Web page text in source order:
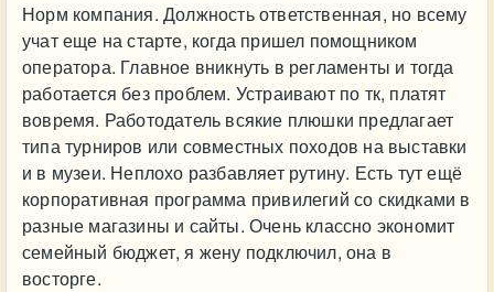
Норм компания. Должность ответственная, но всему
учат еще на старте, когда пришел помощником
оператора. Главное вникнуть в регламенты и тогда
работается без проблем. Устраивают по тк, платят
вовремя. Работодатель всякие плюшки предлагает
типа турниров или совместных походов на выставки
и в музеи. Неплохо разбавляет рутину. Есть тут ещё
корпоративная программа привилегий со скидками в
разные магазины и сайты. Очень классно экономит
семейный бюджет, я жену подключил, она в
восторге.